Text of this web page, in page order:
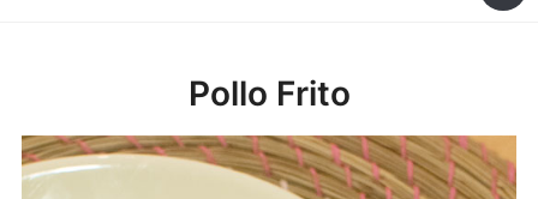
Pollo Frito